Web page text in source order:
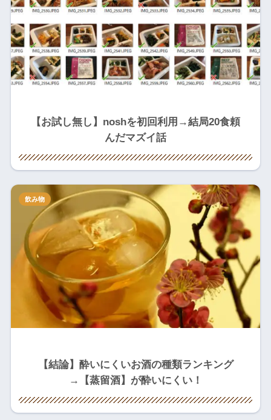
【お試し無し】noshを初回利用→結局20食頼
んだマズイ話
【結論】酔いにくいお酒の種類ランキング
→【蒸留酒】が酔いにくい！
飲み物